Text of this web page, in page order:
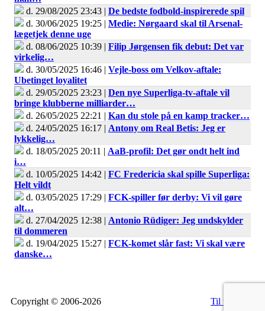
d. 29/08/2025 23:43 | De bedste fodbold-inspirerede spil
d. 30/06/2025 19:25 | Medie: Nørgaard skal til Arsenal-
lægetjek denne uge
d. 08/06/2025 10:39 | Filip Jørgensen fik debut: Det var
virkelig…
d. 30/05/2025 16:46 | Vejle-boss om Velkov-aftale:
Ubetinget loyalitet
d. 29/05/2025 23:23 | Den nye Superliga-tv-aftale vil
bringe klubberne milliarder…
d. 26/05/2025 22:21 | Kan du stole på en kamp tracker…
d. 24/05/2025 16:17 | Antony om Real Betis: Jeg er
lykkelig…
d. 18/05/2025 20:11 | AaB-profil: Det gør ondt helt ind
i…
d. 10/05/2025 14:42 | FC Fredericia skal spille Superliga:
Helt vildt
d. 03/05/2025 17:29 | FCK-spiller før derby: Vi vil gøre
alt…
d. 27/04/2025 12:38 | Antonio Rüdiger: Jeg undskylder
til dommeren
d. 19/04/2025 15:27 | FCK-komet slår fast: Vi skal være
danske…
Copyright © 2006-2026 Til top